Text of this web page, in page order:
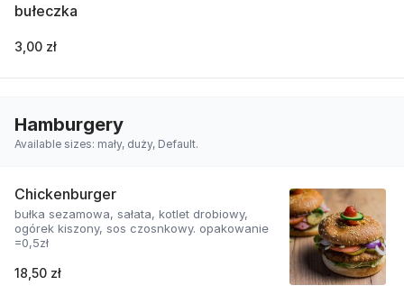
bułeczka
3,00 zł
Hamburgery
Available sizes: mały, duży, Default.
Chickenburger
bułka sezamowa, sałata, kotlet drobiowy,
ogórek kiszony, sos czosnkowy. opakowanie
=0,5zł
18,50 zł